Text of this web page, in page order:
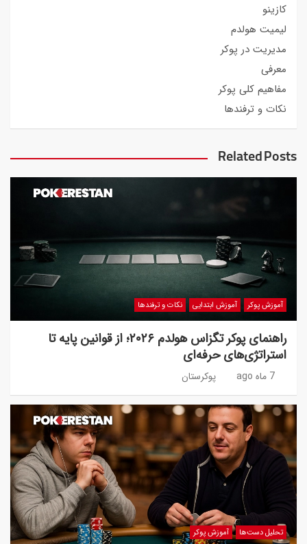
کازینو
لیمیت هولدم
مدیریت در پوکر
معرفی
مفاهیم کلی پوکر
نکات و ترفندها
Related Posts
آموزش پوکر آموزش ابتدایی نکات و ترفندها
راهنمای پوکر تگزاس هولدم ۲۰۲۶؛ از قوانین پایه تا
استراتژی‌های حرفه‌ای
7 ماه ago پوکرستان
تحلیل دست‌ها آموزش پوکر